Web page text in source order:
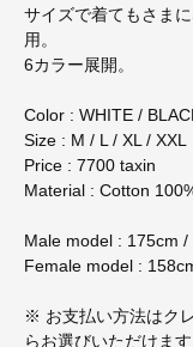
サイズで着てもさま
用。
6カラー展開。
Color : WHITE /
Size : M / L / XL / XXL
Price : 7700 taxin
Material : Cotton
Male model : 175cm /
Female model :
※ お支払い方法はク
らお選びいただけます